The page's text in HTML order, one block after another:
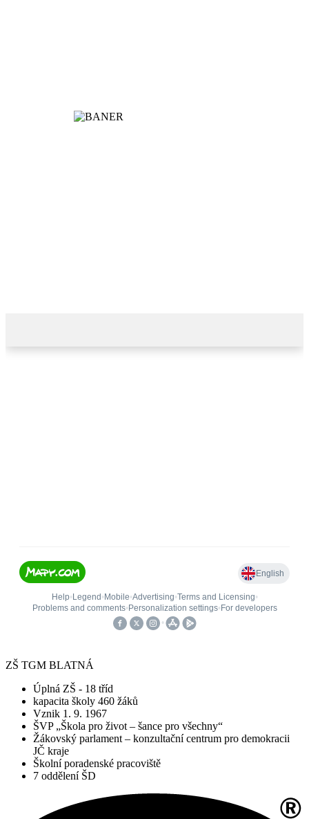
ZŠ TGM BLATNÁ
Úplná ZŠ - 18 tříd
kapacita školy 460 žáků
Vznik 1. 9. 1967
ŠVP „Škola pro život – šance pro všechny“
Žákovský parlament – konzultační centrum pro demokracii
JČ kraje
Školní poradenské pracoviště
7 oddělení ŠD